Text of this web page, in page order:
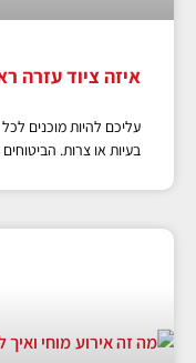
איזה ציוד עזרה
עליכם להיות מוכנים
בעיות או צרות.